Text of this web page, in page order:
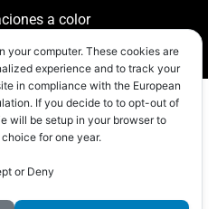
a color
, Francisca Lysionek, Gertrude
Rexroth, Literatura, Marianne
your computer. These cookies are
experience and to track your
in compliance with the European
If you decide to to opt-out of
will be setup in your browser to
for one year.
or Deny